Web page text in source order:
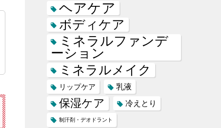
ヘアケア
ボディケア
ミネラルファンデ
ーション
ミネラルメイク
リップケア 乳液
保湿ケア 冷えとり
制汗剤・デオドラント